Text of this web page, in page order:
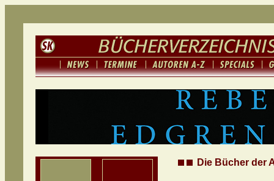
Die Bücher der